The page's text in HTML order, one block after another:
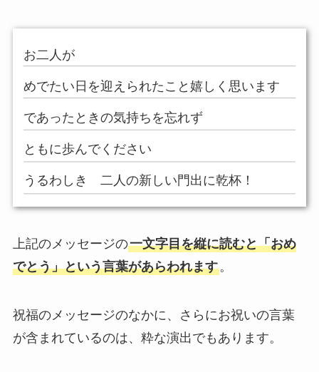
お二人が
めでたい日を迎えられたこと嬉しく思います
であったときの気持ちを忘れず
ともに歩んでください
うるわしき 二人の新しい門出に乾杯！
上記のメッセージの一文字目を縦に読むと「おめ
でとう」という言葉があらわれます。
祝福のメッセージのなかに、さらにお祝いの言葉
が含まれているのは、粋な演出でもあります。